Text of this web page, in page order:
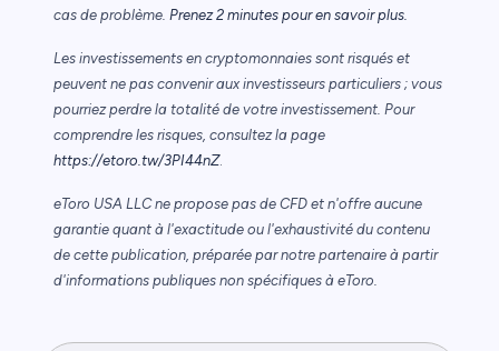
cas de problème. Prenez 2 minutes pour en savoir plus.
Les investissements en cryptomonnaies sont risqués et
peuvent ne pas convenir aux investisseurs particuliers ; vous
pourriez perdre la totalité de votre investissement. Pour
comprendre les risques, consultez la page
https://etoro.tw/3PI44nZ.
eToro USA LLC ne propose pas de CFD et n'offre aucune
garantie quant à l'exactitude ou l'exhaustivité du contenu
de cette publication, préparée par notre partenaire à partir
d'informations publiques non spécifiques à eToro.